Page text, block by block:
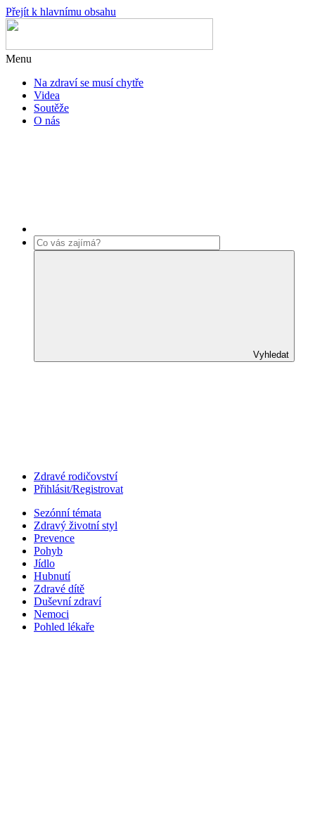
Přejít k hlavnímu obsahu
Menu
Na zdraví se musí chytře
Videa
Soutěže
O nás
Vyhledat
Zdravé rodičovství
Přihlásit/Registrovat
Sezónní témata
Zdravý životní styl
Prevence
Pohyb
Jídlo
Hubnutí
Zdravé dítě
Duševní zdraví
Nemoci
Pohled lékaře